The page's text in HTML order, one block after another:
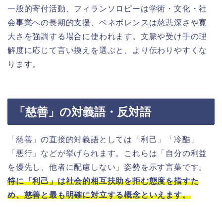
一般的寄付活動、フィランソロピーは学術・文化・社
会事業への長期的支援、ベネボレンスは慈悲深さや寛
大さを強調する場合に使われます。文脈や受け手の理
解度に応じて言い換えを選ぶと、より伝わりやすくな
ります。
「慈善」の対義語・反対語
「慈善」の直接的対義語としては「利己」「冷酷」
「悪行」などが挙げられます。これらは「自分の利益
を優先し、他者に配慮しない」姿勢を示す言葉です。
特に「利己」は社会的相互扶助を拒む態度を指すた
め、慈善と最も明確に対立する概念といえます。